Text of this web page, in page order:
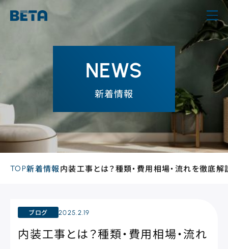
内
プ
NEWS
新着情報
TOP新着情報 内装工事とは？種類・費用相場・流れを徹底解
ブログ 2025.2.19
内装工事とは？種類・費用相場・流れ